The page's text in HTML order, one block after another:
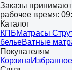
Заказы
рабочее время:
Каталог
КПБМатрасы
бельеВатные
Покупателям
КорзинаИзбранное